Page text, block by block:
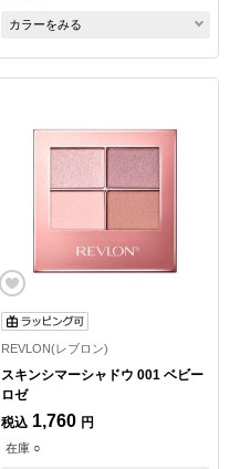
カラーをみる
REVLON(レブロン)
スキンシマーシャドウ 001 ベビー
ロゼ
税込 1,760 円
在庫 ○